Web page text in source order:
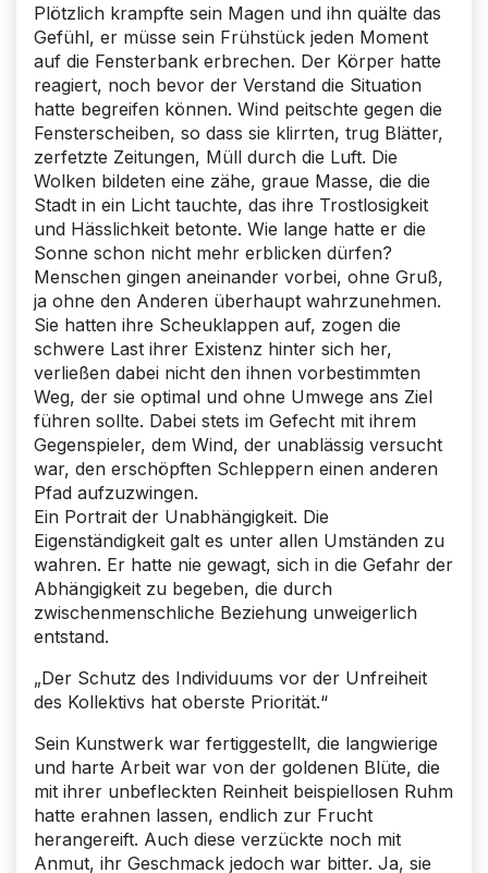
Plötzlich krampfte sein Magen und ihn quälte das
Gefühl, er müsse sein Frühstück jeden Moment
auf die Fensterbank erbrechen. Der Körper hatte
reagiert, noch bevor der Verstand die Situation
hatte begreifen können. Wind peitschte gegen die
Fensterscheiben, so dass sie klirrten, trug Blätter,
zerfetzte Zeitungen, Müll durch die Luft. Die
Wolken bildeten eine zähe, graue Masse, die die
Stadt in ein Licht tauchte, das ihre Trostlosigkeit
und Hässlichkeit betonte. Wie lange hatte er die
Sonne schon nicht mehr erblicken dürfen?
Menschen gingen aneinander vorbei, ohne Gruß,
ja ohne den Anderen überhaupt wahrzunehmen.
Sie hatten ihre Scheuklappen auf, zogen die
schwere Last ihrer Existenz hinter sich her,
verließen dabei nicht den ihnen vorbestimmten
Weg, der sie optimal und ohne Umwege ans Ziel
führen sollte. Dabei stets im Gefecht mit ihrem
Gegenspieler, dem Wind, der unablässig versucht
war, den erschöpften Schleppern einen anderen
Pfad aufzuzwingen.
Ein Portrait der Unabhängigkeit. Die
Eigenständigkeit galt es unter allen Umständen zu
wahren. Er hatte nie gewagt, sich in die Gefahr der
Abhängigkeit zu begeben, die durch
zwischenmenschliche Beziehung unweigerlich
entstand.
„Der Schutz des Individuums vor der Unfreiheit
des Kollektivs hat oberste Priorität.“
Sein Kunstwerk war fertiggestellt, die langwierige
und harte Arbeit war von der goldenen Blüte, die
mit ihrer unbefleckten Reinheit beispiellosen Ruhm
hatte erahnen lassen, endlich zur Frucht
herangereift. Auch diese verzückte noch mit
Anmut, ihr Geschmack jedoch war bitter. Ja, sie